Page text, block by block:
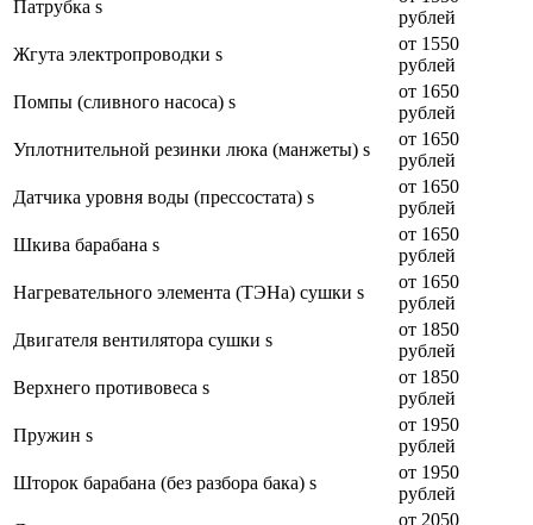
Патрубка s
рублей
Жгута электропроводки s
от 1550
рублей
Помпы (сливного насоса) s
от 1650
рублей
Уплотнительной резинки люка (манжеты) s
от 1650
рублей
Датчика уровня воды (прессостата) s
от 1650
рублей
Шкива барабана s
от 1650
рублей
Нагревательного элемента (ТЭНа) сушки s
от 1650
рублей
Двигателя вентилятора сушки s
от 1850
рублей
Верхнего противовеса s
от 1850
рублей
Пружин s
от 1950
рублей
Шторок барабана (без разбора бака) s
от 1950
рублей
от 2050